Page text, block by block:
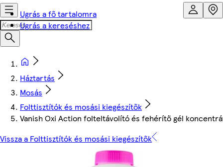
Ugrás a fő tartalomra
Ugrás a kereséshez
Háztartás
Mosás
Folttisztítók és mosási kiegészítők
Vanish Oxi Action folteltávolító és fehérítő gél
Vissza a Folttisztítók és mosási kiegészítők